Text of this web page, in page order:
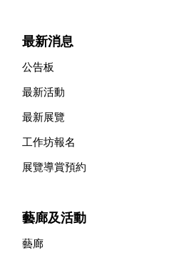
最新消息
公告板
最新活動
最新展覽
工作坊報名
展覽導賞預約
藝廊及活動
藝廊